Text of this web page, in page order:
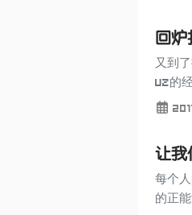
回
又到
uz的
让我
每个
的正